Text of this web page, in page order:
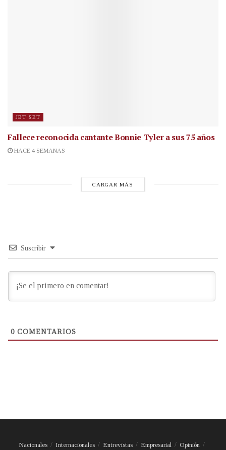
JET SET
Fallece reconocida cantanteBonnie Tyler a sus 75 años
HACE 4 SEMANAS
CARGAR MÁS
Suscribir
0 COMENTARIOS
Nacionales Internacionales Entrevistas Empresarial Opinión